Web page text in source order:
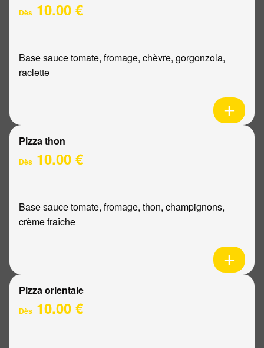
Dès 10.00 €
Base sauce tomate, fromage, chèvre, gorgonzola,
raclette
Pizza thon
Dès 10.00 €
Base sauce tomate, fromage, thon, champignons,
crème fraîche
Pizza orientale
Dès 10.00 €